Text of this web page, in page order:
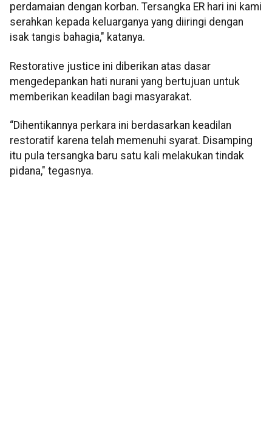
perdamaian dengan korban. Tersangka ER hari ini kami
serahkan kepada keluarganya yang diiringi dengan
isak tangis bahagia," katanya.
Restorative justice ini diberikan atas dasar
mengedepankan hati nurani yang bertujuan untuk
memberikan keadilan bagi masyarakat.
“Dihentikannya perkara ini berdasarkan keadilan
restoratif karena telah memenuhi syarat. Disamping
itu pula tersangka baru satu kali melakukan tindak
pidana," tegasnya.